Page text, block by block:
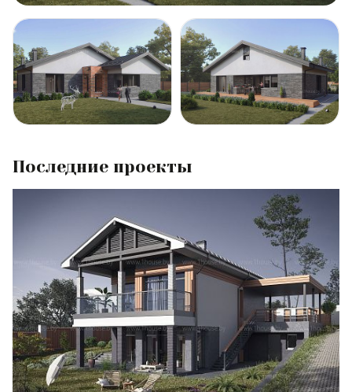
Последние проекты